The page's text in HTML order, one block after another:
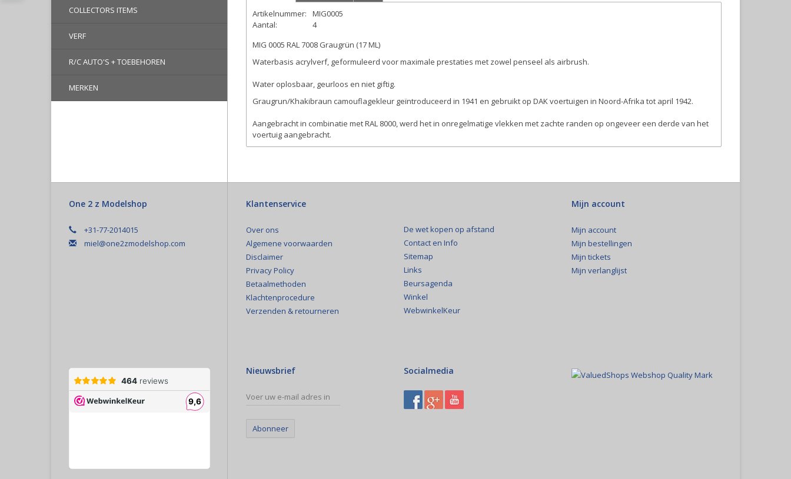
COLLECTORS ITEMS
VERF
R/C AUTO'S + TOEBEHOREN
MERKEN
Artikelnummer:
MIG0005
Aantal:
4
MIG 0005 RAL 7008 Graugrün (17 ML)
Waterbasis acrylverf, geformuleerd voor maximale prestaties met zowel penseel als airbrush.
Water oplosbaar, geurloos en niet giftig.
Graugrun/Khakibraun camouflagekleur geïntroduceerd in 1941 en gebruikt op DAK voertuigen in Noord-Afrika tot april 1942.
Aangebracht in combinatie met RAL 8000, werd het in onregelmatige vlekken met zachte randen op ongeveer een derde van het
voertuig aangebracht.
One 2 z Modelshop
+31-77-2014015
miel@one2zmodelshop.com
Klantenservice
Over ons
Algemene voorwaarden
Disclaimer
Privacy Policy
Betaalmethoden
Klachtenprocedure
Verzenden & retourneren
De wet kopen op afstand
Contact en Info
Sitemap
Links
Beursagenda
Winkel
WebwinkelKeur
Mijn account
Mijn account
Mijn bestellingen
Mijn tickets
Mijn verlanglijst
Nieuwsbrief
Abonneer
Socialmedia